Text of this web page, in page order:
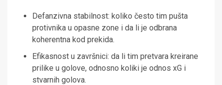
Defanzivna stabilnost: koliko često tim pušta
protivnika u opasne zone i da li je odbrana
koherentna kod prekida.
Efikasnost u završnici: da li tim pretvara kreirane
prilike u golove, odnosno koliki je odnos xG i
stvarnih golova.